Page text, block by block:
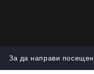
GDPR Нашият онлайн
За да направи